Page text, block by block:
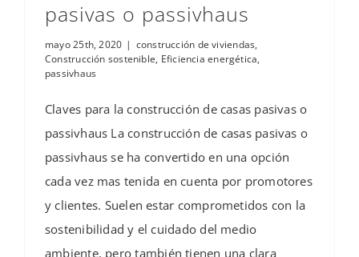
pasivas o passivhaus
mayo 25th, 2020 | construcción de viviendas,
Construcción sostenible, Eficiencia energética,
passivhaus
Claves para la construcción de casas pasivas o
passivhaus La construcción de casas pasivas o
passivhaus se ha convertido en una opción
cada vez mas tenida en cuenta por promotores
y clientes. Suelen estar comprometidos con la
sostenibilidad y el cuidado del medio
ambiente, pero también tienen una clara